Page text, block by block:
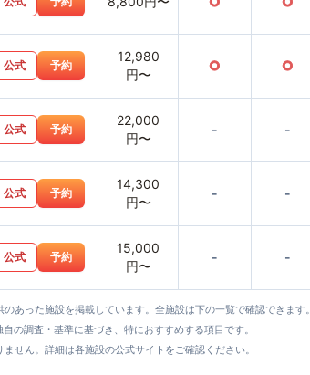
公式 予約
12,980
円〜
○ ○
公式 予約
22,000
円〜
- -
公式 予約
14,300
円〜
- -
公式 予約
15,000
円〜
- -
あった施設を掲載しています。全施設は下の一覧で確認できます。
の調査・基準に基づき、特におすすめする項目です。
せん。詳細は各施設の公式サイトをご確認ください。